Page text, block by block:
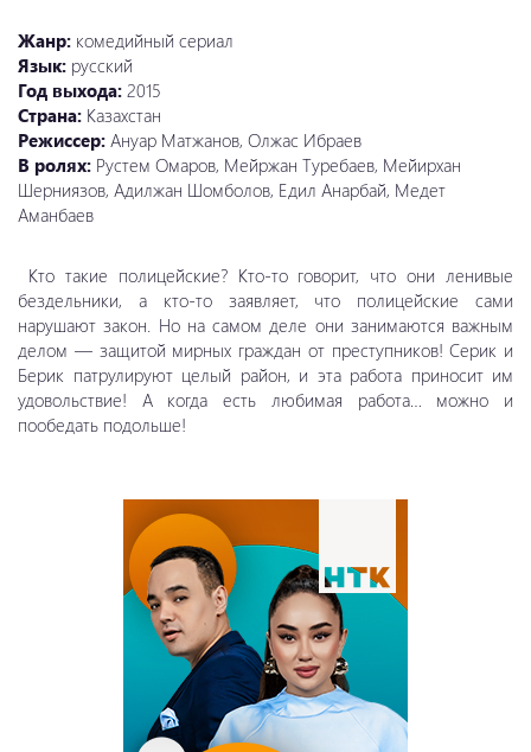
Жанр: комедийный сериал
Язык: русский
Год выхода: 2015
Страна: Казахстан
Режиссер: Ануар Матжанов, Олжас Ибраев
В ролях: Рустем Омаров, Мейржан Туребаев, Мейирхан
Шерниязов, Адилжан Шомболов, Едил Анарбай, Медет
Аманбаев
Кто такие полицейские? Кто-то говорит, что они ленивые
бездельники, а кто-то заявляет, что полицейские сами
нарушают закон. Но на самом деле они занимаются важным
делом — защитой мирных граждан от преступников! Серик и
Берик патрулируют целый район, и эта работа приносит им
удовольствие! А когда есть любимая работа… можно и
пообедать подольше!